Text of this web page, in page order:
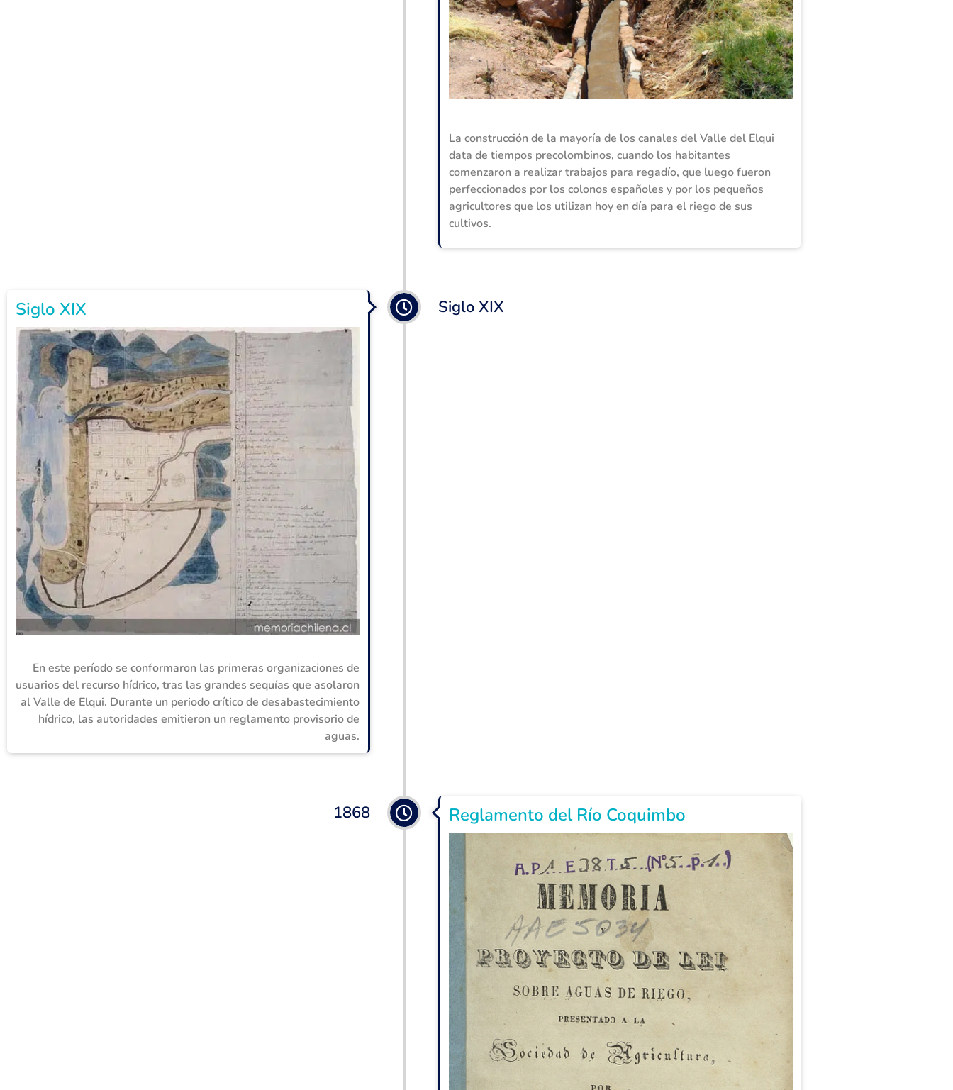
La construcción de la mayoría de los canales del Valle del Elqui
data de tiempos precolombinos, cuando los habitantes
comenzaron a realizar trabajos para regadío, que luego fueron
perfeccionados por los colonos españoles y por los pequeños
agricultores que los utilizan hoy en día para el riego de sus
cultivos.
Siglo XIX
Siglo XIX
En este período se conformaron las primeras organizaciones de
usuarios del recurso hídrico, tras las grandes sequías que asolaron
al Valle de Elqui. Durante un periodo crítico de desabastecimiento
hídrico, las autoridades emitieron un reglamento provisorio de
aguas.
1868 Reglamento del Río Coquimbo